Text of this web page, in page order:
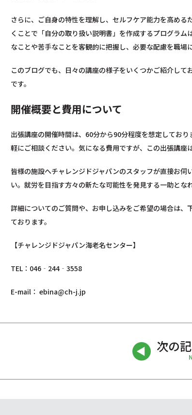
さらに、ご自身の特性を理解し、セルフケア能力を高め
くことで「自分の取り扱い説明書」を作成するプログラ
なことや苦手なことを客観的に把握し、必要な配慮を職場
このブログでも、日々の講座の様子をいくつかご紹介し
です。
開催概要と費用について
出張講座の開催時間は、60分から90分程度を想定してお
軽にご相談ください。気になる費用ですが、この出張講座
皆様の施設へチャレンジドジャパンのスタッフが直接お
い。就労を目指す方々の新たな可能性を発見する一助とな
詳細についてのご質問や、お申し込みをご希望の場合は
ております。
【チャレンジドジャパン海老名センター】
TEL：046‐244‐3558
E-mail： ebina@ch-j.jp
次の